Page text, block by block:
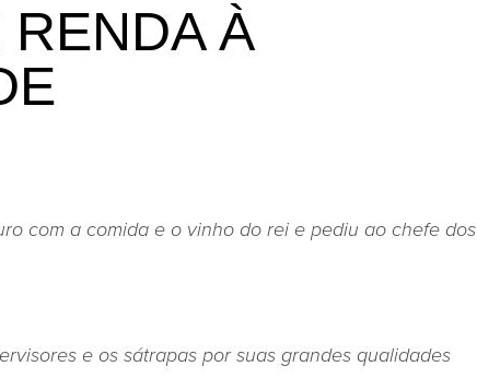
À
com a comida e o vinho do rei e pediu ao chefe dos
e os sátrapas por suas grandes qualidades